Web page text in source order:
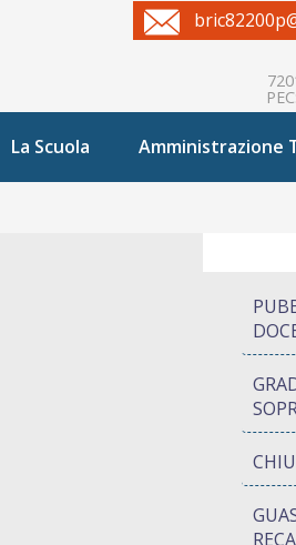
PEC:
La Scuola Amministrazione